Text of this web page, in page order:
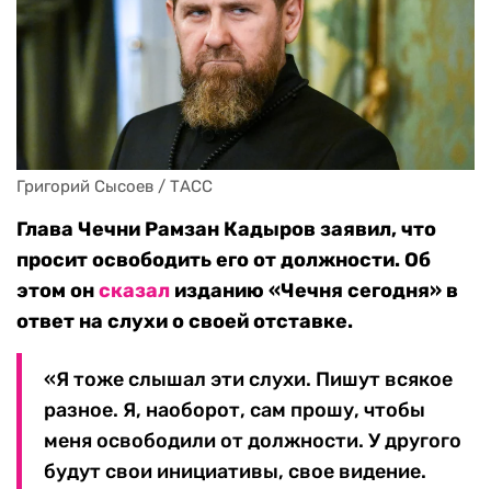
Григорий Сысоев / ТАСС
Глава Чечни Рамзан Кадыров заявил, что
просит освободить его от должности. Об
этом онсказал изданию «Чечня сегодня» в
ответ на слухи о своей отставке.
«Я тоже слышал эти слухи. Пишут всякое
разное. Я, наоборот, сам прошу, чтобы
меня освободили от должности. У другого
будут свои инициативы, свое видение.